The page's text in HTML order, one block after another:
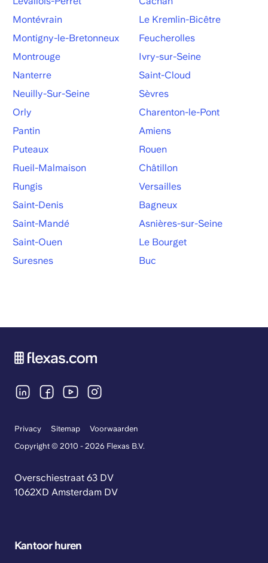
Montévrain
Montigny-le-Bretonneux
Montrouge
Nanterre
Neuilly-Sur-Seine
Orly
Pantin
Puteaux
Rueil-Malmaison
Rungis
Saint-Denis
Saint-Mandé
Saint-Ouen
Suresnes
Le Kremlin-Bicêtre
Feucherolles
Ivry-sur-Seine
Saint-Cloud
Sèvres
Charenton-le-Pont
Amiens
Rouen
Châtillon
Versailles
Bagneux
Asnières-sur-Seine
Le Bourget
Buc
Privacy Sitemap
Voorwaarden
Copyright © 2010 - 2026 Flexas B.V.
Overschiestraat 63 DV
1062XD Amsterdam DV
Kantoor huren